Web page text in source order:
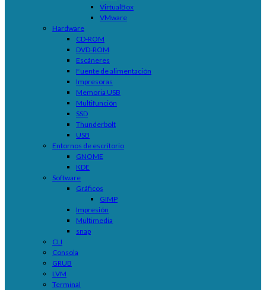
VirtualBox
VMware
Hardware
CD-ROM
DVD-ROM
Escáneres
Fuente de alimentación
Impresoras
Memoria USB
Multifunción
SSD
Thunderbolt
USB
Entornos de escritorio
GNOME
KDE
Software
Gráficos
GIMP
Impresión
Multimedia
snap
CLI
Consola
GRUB
LVM
Terminal